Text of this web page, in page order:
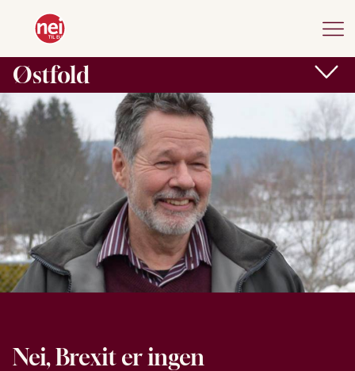
Østfold
Nei, Brexit er ingen